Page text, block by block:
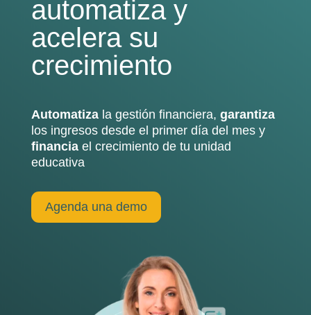
automatiza y
acelera su
crecimiento
Automatizala gestión financiera, garantiza
los ingresos desde el primer día del mes y
financiael crecimiento de tu unidad
educativa
Agenda una demo